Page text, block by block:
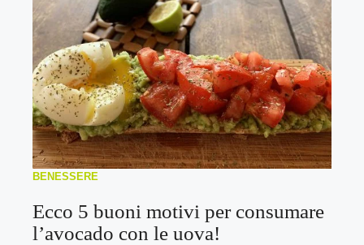
BENESSERE
Ecco 5 buoni motivi per consumare
l’avocado con le uova!